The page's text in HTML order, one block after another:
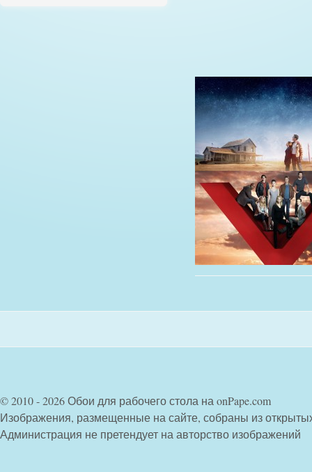
© 2010 - 2026 Обои для рабочего стола на onPape.com
Изображения, размещенные на сайте, собраны из
Администрация не претендует на авторство изображений